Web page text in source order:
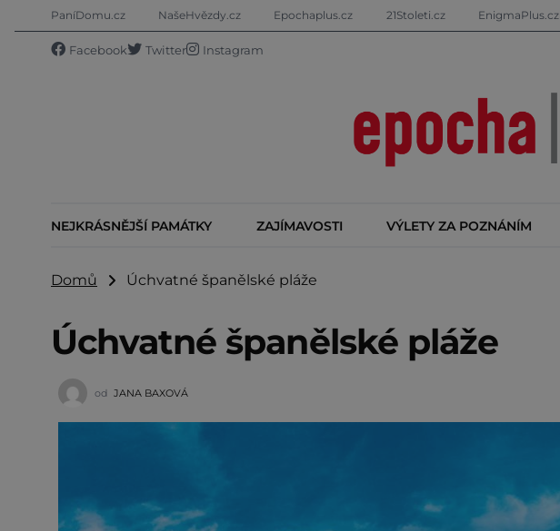
PaníDomu.cz NašeHvězdy.cz Epochaplus.cz 21Stoleti.cz EnigmaPlus.cz
Facebook Twitter Instagram
NEJKRÁSNĚJŠÍ PAMÁTKY ZAJÍMAVOSTI VÝLETY ZA POZNÁNÍM
Domů Úchvatné španělské pláže
Úchvatné španělské pláže
od JANA BAXOVÁ